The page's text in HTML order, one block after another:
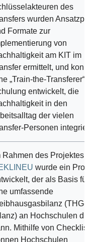
des
wurden
Formate zur
von
am KIT im
ermittelt, und
„Train-the-Transferer“-
entwickelt, die
in den
der vielen
Personen
Rahmen des Projektes
wurde ein
der als Basis für
umfassende
(THG-
an Hochschulen
Mithilfe von
Hochschulen